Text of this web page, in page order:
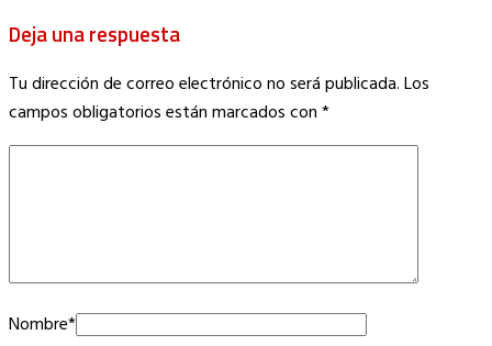
Deja una respuesta
Tu dirección de correo electrónico no será publicada.Los
campos obligatorios están marcados con*
Nombre*